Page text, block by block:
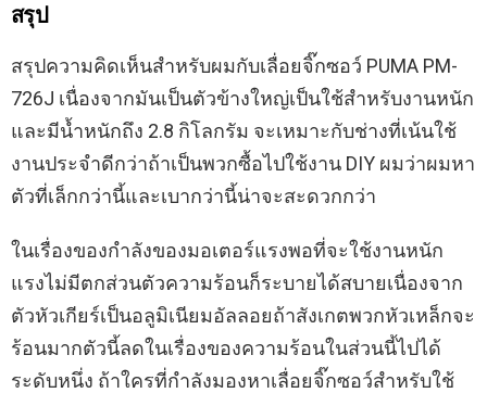
สรุป
สรุปความคิดเห็นสำหรับผมกับเลื่อยจิ๊กซอว์ PUMA PM-
726J เนื่องจากมันเป็นตัวข้างใหญ่เป็นใช้สำหรับงานหนัก
และมีน้ำหนักถึง 2.8 กิโลกรัม จะเหมาะกับช่างที่เน้นใช้
งานประจำดีกว่าถ้าเป็นพวกซื้อไปใช้งาน DIY ผมว่าผมหา
ตัวที่เล็กกว่านี้และเบากว่านี้น่าจะสะดวกกว่า
ในเรื่องของกำลังของมอเตอร์แรงพอที่จะใช้งานหนัก
แรงไม่มีตกส่วนตัวความร้อนก็ระบายได้สบายเนื่องจาก
ตัวหัวเกียร์เป็นอลูมิเนียมอัลลอยถ้าสังเกตพวกหัวเหล็กจะ
ร้อนมากตัวนี้ลดในเรื่องของความร้อนในส่วนนี้ไปได้
ระดับหนึ่ง ถ้าใครที่กำลังมองหาเลื่อยจิ๊กซอว์สำหรับใช้